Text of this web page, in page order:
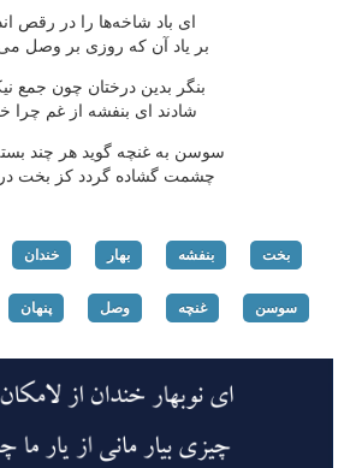
ای باد شاخه‌ها را در رقص
بر یاد آن كه روزی بر وصل
بنگر بدین درختان چون جمع
شادند ای بنفشه از غم چرا
سوسن به غنچه گوید هر چند
چشمت گشاده گردد كز بخت
بخت بنفشه بهار خندان
سوسن غنچه وصل پنهان